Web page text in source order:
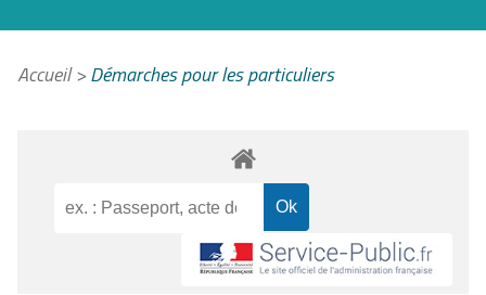
Accueil>Démarches pour les particuliers